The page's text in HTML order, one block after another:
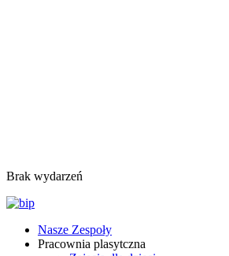
Brak wydarzeń
Nasze Zespoły
Pracownia plasytczna